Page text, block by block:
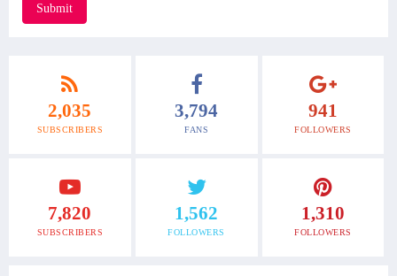
Submit
2,035
SUBSCRIBERS
3,794
FANS
941
FOLLOWERS
7,820
SUBSCRIBERS
1,562
FOLLOWERS
1,310
FOLLOWERS